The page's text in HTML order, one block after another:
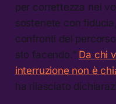
per correttezza nei
sostenete con
confronti del
sto facendo.” Da chi
interruzione non è
ha rilasciato